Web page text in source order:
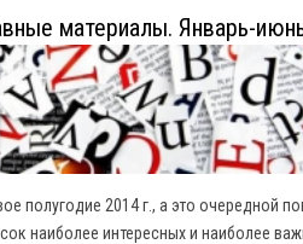
материалы. Январь-
полугодие 2014 г., а это очередной
наиболее интересных и наиболее